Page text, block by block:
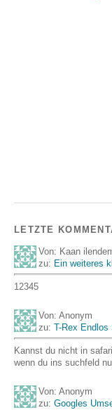
LETZTE
Von: Kaan
zu: Ein weiteres
12345
Von: Anonym
zu: T-Rex Endlos
Kannst du nicht in
wenn du ins suchfeld
Von: Anonym
zu: Googles